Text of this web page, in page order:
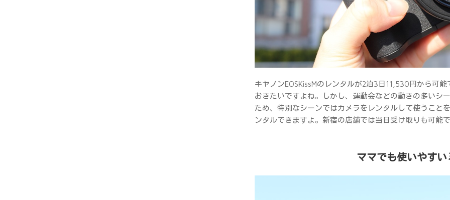
キヤノンEOSKissMのレンタルが2泊3日11,530円から可
おきたいですよね。しかし、運動会などの動きの多いシ
ため、特別なシーンではカメラをレンタルして使うこと
ンタルできますよ。新宿の店舗では当日受け取りも可能で
ママでも使いやす